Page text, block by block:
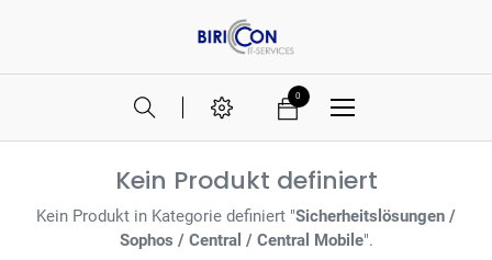
0
Kein Produkt definiert
Kein Produkt in Kategorie definiert "Sicherheitslösungen /
Sophos / Central / Central Mobile".